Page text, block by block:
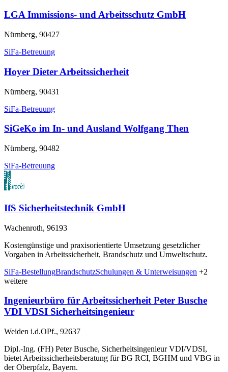
LGA Immissions- und Arbeitsschutz GmbH
Nürnberg, 90427
SiFa-Betreuung
Hoyer Dieter Arbeitssicherheit
Nürnberg, 90431
SiFa-Betreuung
SiGeKo im In- und Ausland Wolfgang Then
Nürnberg, 90482
SiFa-Betreuung
IfS Sicherheitstechnik GmbH
Wachenroth, 96193
Kostengünstige und praxisorientierte Umsetzung gesetzlicher
Vorgaben in Arbeitssicherheit, Brandschutz und Umweltschutz.
SiFa-BestellungBrandschutzSchulungen & Unterweisungen +2
weitere
Ingenieurbüro für Arbeitssicherheit Peter Busche
VDI VDSI Sicherheitsingenieur
Weiden i.d.OPf., 92637
Dipl.-Ing. (FH) Peter Busche, Sicherheitsingenieur VDI/VDSI,
bietet Arbeitssicherheitsberatung für BG RCI, BGHM und VBG in
der Oberpfalz, Bayern.